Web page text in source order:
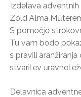
Izdelava
Zöld Alma
S pomočjo
Tu vam bodo
s pravili
stvaritev
Delavnica